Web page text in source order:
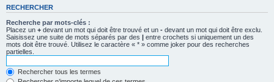
RECHERCHER
Recherche par mots-clés :
Placez un + devant un mot qui doit être trouvé et un - devant un mot qui doit être exclu.
Saisissez une suite de mots séparés par des | entre crochets si uniquement un des
mots doit être trouvé. Utilisez le caractère « * » comme joker pour des recherches
partielles.
Rechercher tous les termes